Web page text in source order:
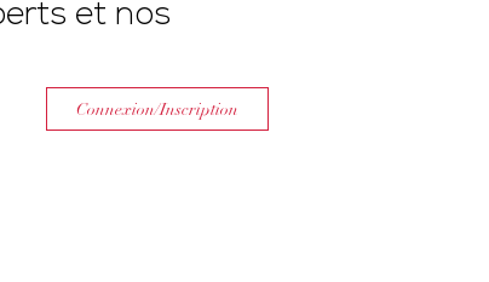
Connexion/Inscription
et nos